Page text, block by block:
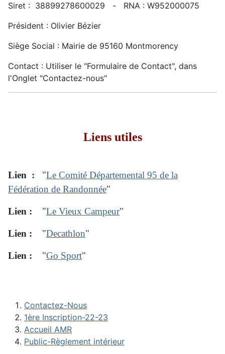
Siret : 38899278600029 - RNA : W952000075
Président : Olivier Bézier
Siège Social : Mairie de 95160 Montmorency
Contact : Utiliser le "Formulaire de Contact", dans
l'Onglet "Contactez-nous"
Liens utiles
Lien : "Le Comité Départemental 95 de la
Fédération de Randonnée"
Lien : "Le Vieux Campeur"
Lien : "Decathlon"
Lien : "Go Sport"
Contactez-Nous
1ère Inscription-22-23
Accueil AMR
Public-Règlement intérieur